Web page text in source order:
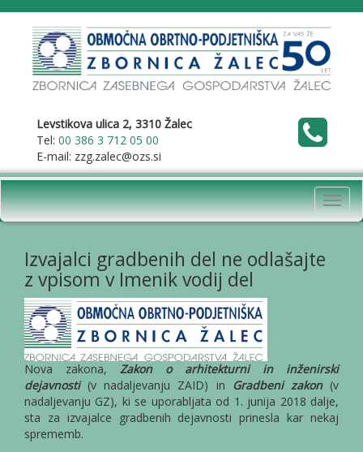
Levstikova ulica 2, 3310 Žalec
Tel: 00 386 3 712 05 00
E-mail: zzg.zalec@ozs.si
Izvajalci gradbenih del ne odlašajte
z vpisom v Imenik vodij del
Nova zakona, Zakon o arhitekturni in inženirski
dejavnosti(v nadaljevanju ZAID) in Gradbeni zakon(v
nadaljevanju GZ), ki se uporabljata od 1. junija 2018 dalje,
sta za izvajalce gradbenih dejavnosti prinesla kar nekaj
sprememb.